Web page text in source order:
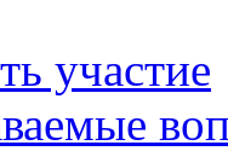
участие